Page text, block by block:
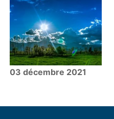
03 décembre 2021